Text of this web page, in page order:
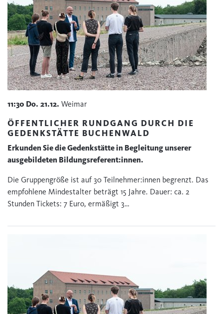
11:30 Do. 21.12. Weimar
ÖFFENTLICHER RUNDGANG DURCH DIE
GEDENKSTÄTTE BUCHENWALD
Erkunden Sie die Gedenkstätte in Begleitung unserer
ausgebildeten Bildungsreferent:innen.
Die Gruppengröße ist auf 30 Teilnehmer:innen begrenzt. Das
empfohlene Mindestalter beträgt 15 Jahre. Dauer: ca. 2
Stunden Tickets: 7 Euro, ermäßigt 3…